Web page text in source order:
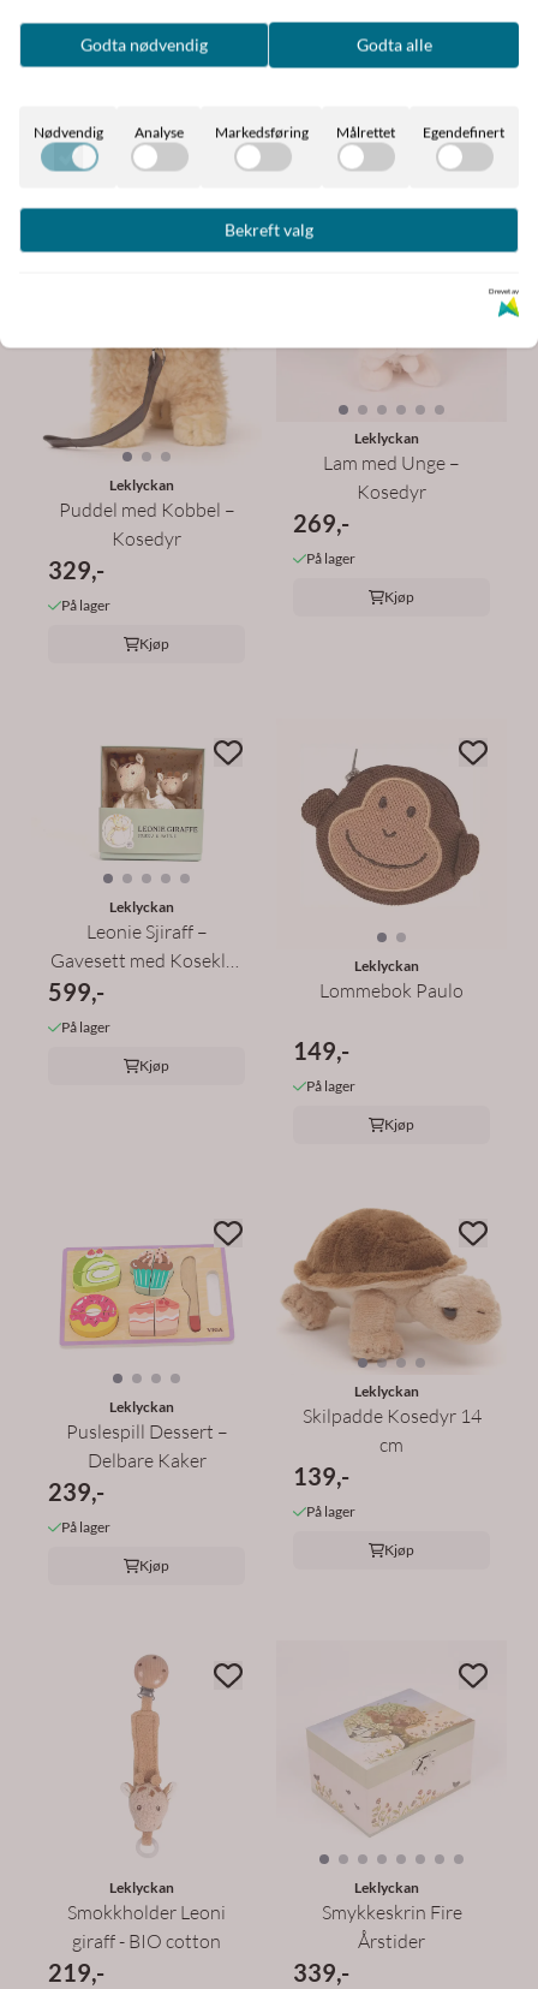
239,-
Leklyckan
Puddel med Kobbel –
Kosedyr
329,-
På lager
Kjøp
Leklyckan
Lam med Unge –
Kosedyr
269,-
På lager
Kjøp
Leklyckan
Leonie Sjiraff –
Gavesett med Koseklut
599,-
På lager
Kjøp
Leklyckan
Lommebok Paulo
149,-
På lager
Kjøp
Leklyckan
Puslespill Dessert –
Delbare Kaker
239,-
På lager
Kjøp
Leklyckan
Skilpadde Kosedyr 14
cm
139,-
På lager
Kjøp
Leklyckan
Smokkholder Leoni
giraff - BIO cotton
219,-
Leklyckan
Smykkeskrin Fire
Årstider
339,-
Godta nødvendig Godta alle
Nødvendig Analyse Markedsføring Målrettet Egendefinert
Bekreft valg
Drevet av